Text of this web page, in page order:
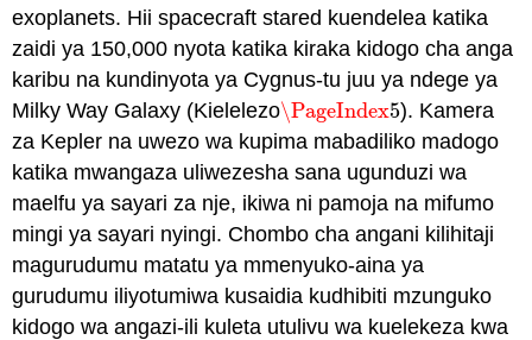
exoplanets. Hii spacecraft stared kuendelea katika
zaidi ya 150,000 nyota katika kiraka kidogo cha anga
karibu na kundinyota ya Cygnus-tu juu ya ndege ya
Milky Way Galaxy (Kielelezo\PageIndex5
\PageIndex5). Kamera
za Kepler na uwezo wa kupima mabadiliko madogo
katika mwangaza uliwezesha sana ugunduzi wa
maelfu ya sayari za nje, ikiwa ni pamoja na mifumo
mingi ya sayari nyingi. Chombo cha angani kilihitaji
magurudumu matatu ya mmenyuko-aina ya
gurudumu iliyotumiwa kusaidia kudhibiti mzunguko
kidogo wa angazi-ili kuleta utulivu wa kuelekeza kwa